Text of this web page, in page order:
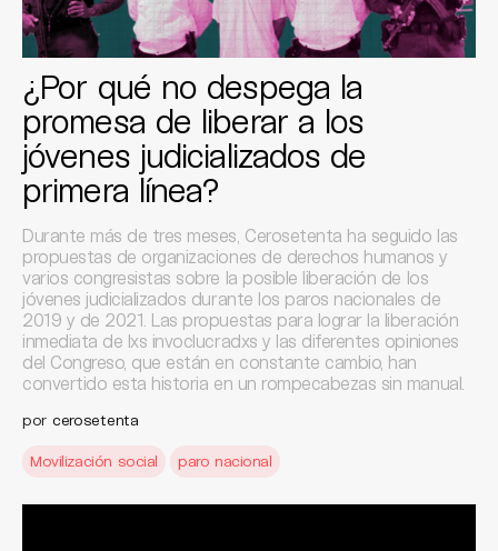
¿Por qué no despega la
promesa de liberar a los
jóvenes judicializados de
primera línea?
Durante más de tres meses, Cerosetenta ha seguido las
propuestas de organizaciones de derechos humanos y
varios congresistas sobre la posible liberación de los
jóvenes judicializados durante los paros nacionales de
2019 y de 2021. Las propuestas para lograr la liberación
inmediata de lxs invoclucradxs y las diferentes opiniones
del Congreso, que están en constante cambio, han
convertido esta historia en un rompecabezas sin manual.
por cerosetenta
Movilización social paro nacional